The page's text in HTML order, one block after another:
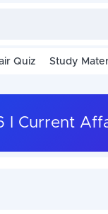
Quiz Study
I Current